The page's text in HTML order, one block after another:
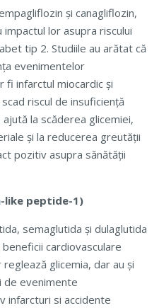
și canagliflozin,
lor asupra riscului
tip 2. Studiile au arătat că
evenimentelor
fi infarctul miocardic și
riscul de insuficiență
la scăderea glicemiei,
și la reducerea greutății
pozitiv asupra sănătății
like peptide-1)
semaglutida și dulaglutida
cardiovasculare
glicemia, dar au și
de evenimente
infarcturi si accidente